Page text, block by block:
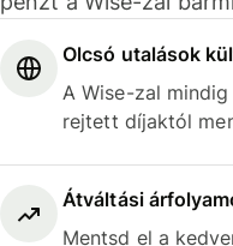
Olcsó utalások
A Wise-zal
rejtett díjaktól
Átváltási
Mentsd el a